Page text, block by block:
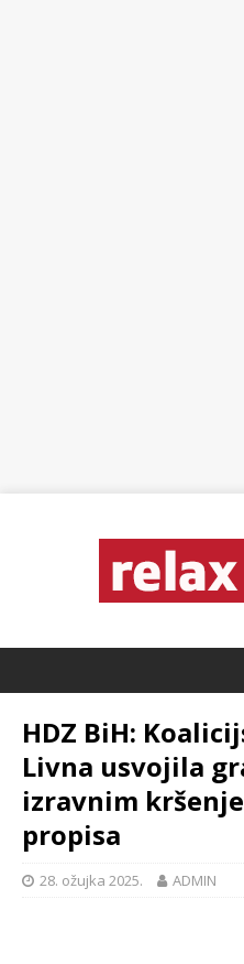
HDZ BiH:
Livna usvojila
izravnim
propisa
28. ožujka 2025. ADMIN